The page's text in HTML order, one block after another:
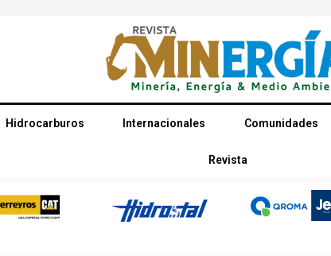
Hidrocarburos Internacionales Comunidades
Revista